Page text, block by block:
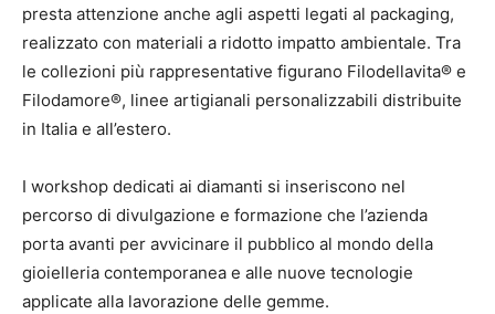
presta attenzione anche agli aspetti legati al packaging,
realizzato con materiali a ridotto impatto ambientale. Tra
le collezioni più rappresentative figurano Filodellavita® e
Filodamore®, linee artigianali personalizzabili distribuite
in Italia e all’estero.
I workshop dedicati ai diamanti si inseriscono nel
percorso di divulgazione e formazione che l’azienda
porta avanti per avvicinare il pubblico al mondo della
gioielleria contemporanea e alle nuove tecnologie
applicate alla lavorazione delle gemme.